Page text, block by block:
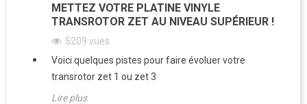
METTEZ VOTRE PLATINE VINYLE
TRANSROTOR ZET AU NIVEAU SUPÉRIEUR !
5209 vues
Voici quelques pistes pour faire évoluer votre
transrotor zet 1 ou zet 3
Lire plus